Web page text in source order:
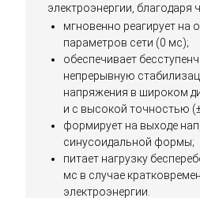
электроэнергии, благодаря
мгновенно реагирует на
параметров сети (0 мс);
обеспечивает
непрерывную
напряжения в широком
и с высокой точностью
формирует на выходе
синусоидальной формы;
питает нагрузку
мс в случае
электроэнергии.